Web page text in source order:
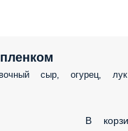
сыр, огурец, лук
В